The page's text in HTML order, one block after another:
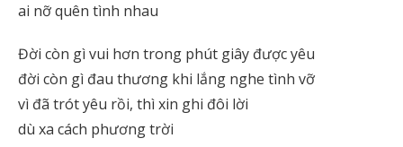
ai nỡ quên tình nhau
Đời còn gì vui hơn trong phút giây được yêu
đời còn gì đau thương khi lắng nghe tình vỡ
vì đã trót yêu rồi, thì xin ghi đôi lời
dù xa cách phương trời